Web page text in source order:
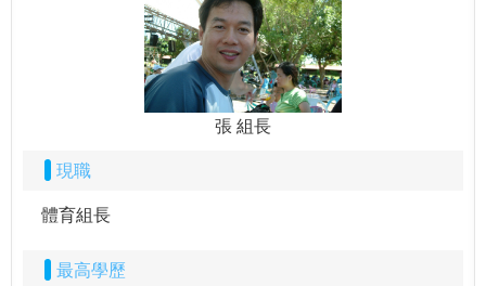
張 組長
現職
體育組長
最高學歷